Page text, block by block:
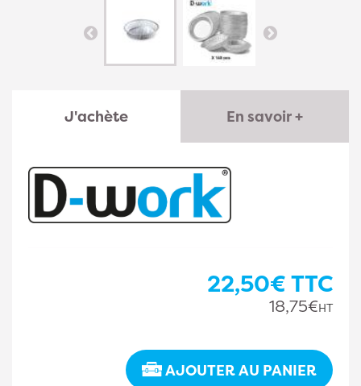
J'achète En savoir +
22,50€TTC
18,75€HT
AJOUTER AU PANIER